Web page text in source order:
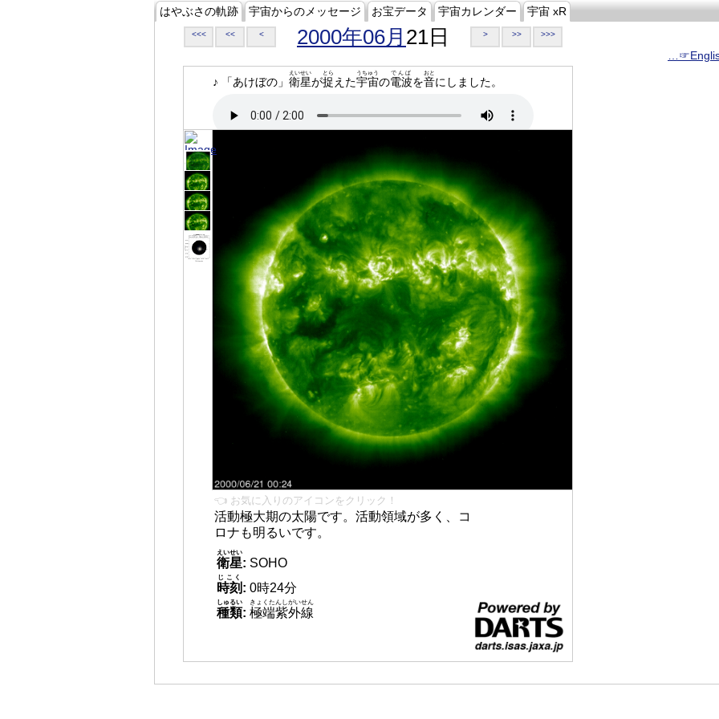
はやぶさの軌跡 宇宙からのメッセージ お宝データ 宇宙カレンダー 宇宙 xR
<<< << < 2000年06月 21日 > >> >>>
♪ 「あけぼの」 衛星
えいせい
が捉
とら
えた宇宙
うちゅう
の電波
でんぱ
を音
おと
にしました。
👈 お気に入りのアイコンをクリック！
活動極大期の太陽です。活動領域が多く、コ
ロナも明るいです。
衛星
えいせい
: SOHO
時刻
じこく
: 0時24分
種類
しゅるい
: 極端紫外線
きょくたんしがいせん